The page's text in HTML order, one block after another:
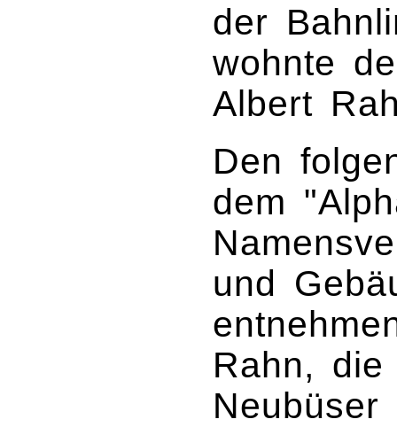
der
wohnte
Albert
Den
dem
und
Rahn,
Neubüser